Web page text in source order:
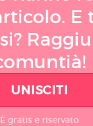
E
UNISCITI
È gratis e riservato